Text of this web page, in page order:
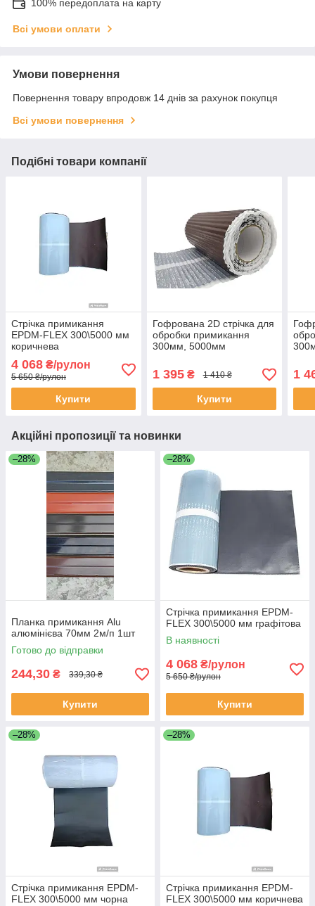
100% передоплата на карту
Всі умови оплати
Умови повернення
Повернення товару впродовж 14 днів за рахунок покупця
Всі умови повернення
Подібні товари компанії
Стрічка примикання
EPDM-FLEX 300\5000 мм
коричнева
4 068 ₴/рулон
5 650 ₴/рулон
Купити
Гофрована 2D стрічка для
обробки примикання
300мм, 5000мм
1 395₴ 1 410 ₴
Купити
1
Акційні пропозиції та новинки
–28%
Планка примикання Alu
алюмінієва 70мм 2м/п 1шт
Готово до відправки
244,30 ₴ 339,30 ₴
Купити
–28%
Стрічка примикання EPDM-
FLEX 300\5000 мм графітова
В наявності
4 068 ₴/рулон
5 650 ₴/рулон
Купити
–28%
Стрічка примикання EPDM-
FLEX 300\5000 мм чорна
–28%
Стрічка примикання EPDM-
FLEX 300\5000 мм коричнева